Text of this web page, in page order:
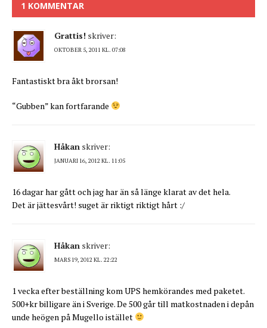
1 KOMMENTAR
Grattis! skriver:
OKTOBER 5, 2011 KL. 07:08
Fantastiskt bra åkt brorsan!
“Gubben” kan fortfarande
Håkan skriver:
JANUARI 16, 2012 KL. 11:05
16 dagar har gått och jag har än så länge klarat av det hela.
Det är jättesvårt! suget är riktigt riktigt hårt :/
Håkan skriver:
MARS 19, 2012 KL. 22:22
1 vecka efter beställning kom UPS hemkörandes med paketet.
500+kr billigare än i Sverige. De 500 går till matkostnaden i depån
unde heögen på Mugello istället